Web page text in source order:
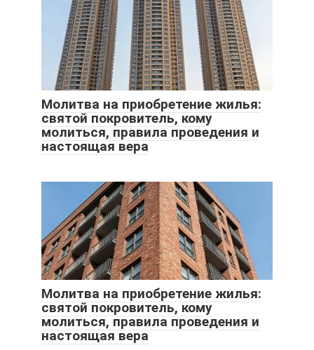
Молитва на приобретение жилья:
святой покровитель, кому
молиться, правила проведения и
настоящая вера
Молитва на приобретение жилья:
святой покровитель, кому
молиться, правила проведения и
настоящая вера